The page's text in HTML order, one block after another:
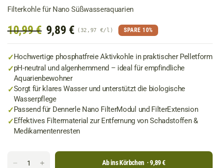
Filterkohle für Nano Süßwasseraquarien
10,99 € 9,89 € 32,97 €/l SPARE 10%
✓Hochwertige phosphatfreie Aktivkohle in praktischer Pelletform
✓pH-neutral und algenhemmend – ideal für empfindliche
Aquarienbewohner
✓Sorgt für klares Wasser und unterstützt die biologische
Wasserpflege
✓Passend für Dennerle Nano FilterModul und FilterExtension
✓Effektives Filtermaterial zur Entfernung von Schadstoffen &
Medikamentenresten
Ab ins Körbchen · 9,89 €